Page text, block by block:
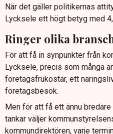
När det gäller politikernas
Lycksele ett högt betyg med
Ringer olika
För att få in synpunkter från
Lycksele, precis som många
företagsfrukostar, ett
företagsbesök.
Men för att få ett ännu
tankar väljer
kommundirektören, varje